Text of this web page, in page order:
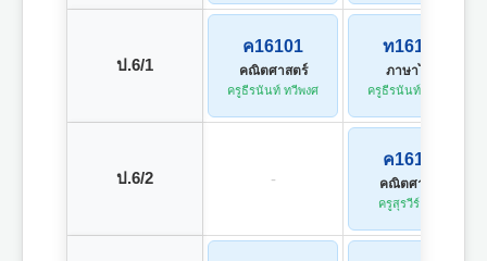
ป.6/1
ค16101
คณิตศาสตร์
ครูธีรนันท์ ทวีพงศ
ท16101
ภาษาไทย
ครูธีรนันท์ ทวีพงศ
ป.6/2 -
ค16101
คณิตศาสตร์
ครูสุรวีร์ รังศรี